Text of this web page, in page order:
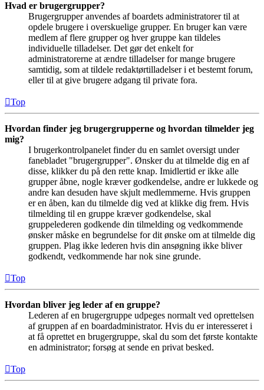
Hvad er brugergrupper?
Brugergrupper anvendes af boardets administratorer til at
opdele brugere i overskuelige grupper. En bruger kan være
medlem af flere grupper og hver gruppe kan tildeles
individuelle tilladelser. Det gør det enkelt for
administratorerne at ændre tilladelser for mange brugere
samtidig, som at tildele redaktørtilladelser i et bestemt forum,
eller til at give brugere adgang til private fora.
Top
Hvordan finder jeg brugergrupperne og hvordan tilmelder jeg
mig?
I brugerkontrolpanelet finder du en samlet oversigt under
fanebladet "brugergrupper". Ønsker du at tilmelde dig en af
disse, klikker du på den rette knap. Imidlertid er ikke alle
grupper åbne, nogle kræver godkendelse, andre er lukkede og
andre kan desuden have skjult medlemmerne. Hvis gruppen
er en åben, kan du tilmelde dig ved at klikke dig frem. Hvis
tilmelding til en gruppe kræver godkendelse, skal
gruppelederen godkende din tilmelding og vedkommende
ønsker måske en begrundelse for dit ønske om at tilmelde dig
gruppen. Plag ikke lederen hvis din ansøgning ikke bliver
godkendt, vedkommende har nok sine grunde.
Top
Hvordan bliver jeg leder af en gruppe?
Lederen af en brugergruppe udpeges normalt ved oprettelsen
af gruppen af en boardadministrator. Hvis du er interesseret i
at få oprettet en brugergruppe, skal du som det første kontakte
en administrator; forsøg at sende en privat besked.
Top